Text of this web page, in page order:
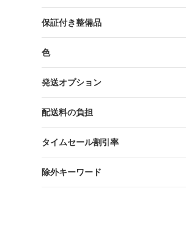
保証付き整備品
色
発送オプション
配送料の負担
タイムセール割引率
除外キーワード